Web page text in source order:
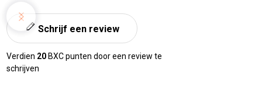
Schrijf een review
Verdien 20 BXC punten door een review te
schrijven